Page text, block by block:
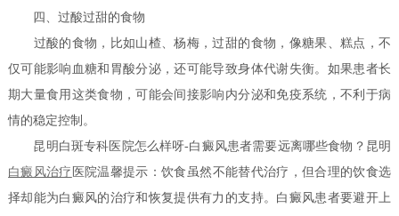
四、过酸过甜的食物
过酸的食物，比如山楂、杨梅，过甜的食物，像糖果、糕点，不
仅可能影响血糖和胃酸分泌，还可能导致身体代谢失衡。如果患者长
期大量食用这类食物，可能会间接影响内分泌和免疫系统，不利于病
情的稳定控制。
昆明白斑专科医院怎么样呀-白癜风患者需要远离哪些食物？昆明
白癜风治疗 医院温馨提示：饮食虽然不能替代治疗，但合理的饮食选
择却能为白癜风的治疗和恢复提供有力的支持。白癜风患者要避开上